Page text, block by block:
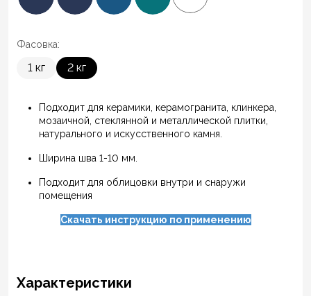
Фасовка:
1 кг 2 кг
Подходит для керамики, керамогранита, клинкера,
мозаичной, стеклянной и металлической плитки,
натурального и искусственного камня.
Ширина шва 1-10 мм.
Подходит для облицовки внутри и снаружи
помещения
Скачать инструкцию по применению
Характеристики